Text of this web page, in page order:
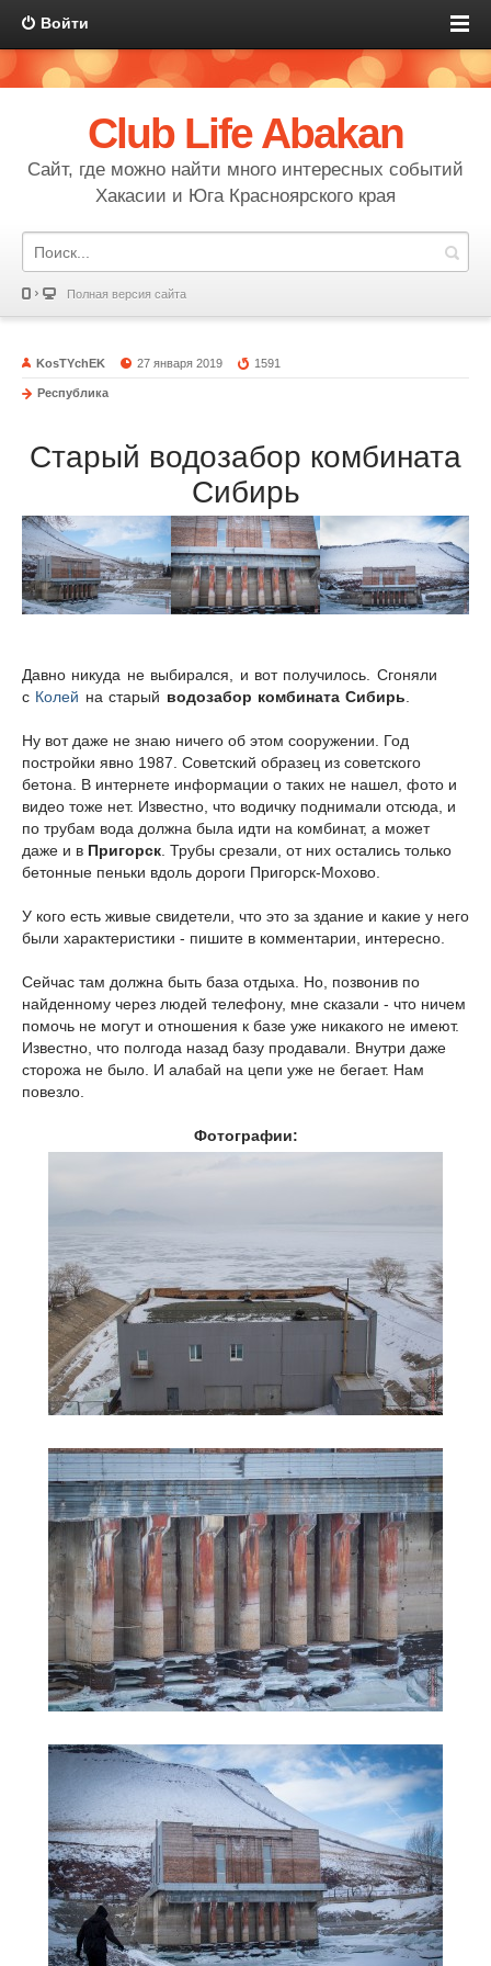
Войти
Club Life Abakan
Сайт, где можно найти много интересных событий
Хакасии и Юга Красноярского края
Полная версия сайта
KosTYchEK 27 января 2019 1591
Республика
Старый водозабор комбината
Сибирь
Давно никуда не выбирался, и вот получилось. Сгоняли
с Колей на старый водозабор комбината Сибирь
Ну вот даже не знаю ничего об этом сооружении. Год
постройки явно 1987. Советский образец из советского
бетона. В интернете информации о таких не нашел, фото и
видео тоже нет. Известно, что водичку поднимали отсюда, и
по трубам вода должна была идти на комбинат, а может
даже и в Пригорск . Трубы срезали, от них остались только
бетонные пеньки вдоль дороги Пригорск-Мохово.
У кого есть живые свидетели, что это за здание и какие у него
были характеристики - пишите в комментарии, интересно.
Сейчас там должна быть база отдыха. Но, позвонив по
найденному через людей телефону, мне сказали - что ничем
помочь не могут и отношения к базе уже никакого не имеют.
Известно, что полгода назад базу продавали. Внутри даже
сторожа не было. И алабай на цепи уже не бегает. Нам
повезло.
Фотографии: